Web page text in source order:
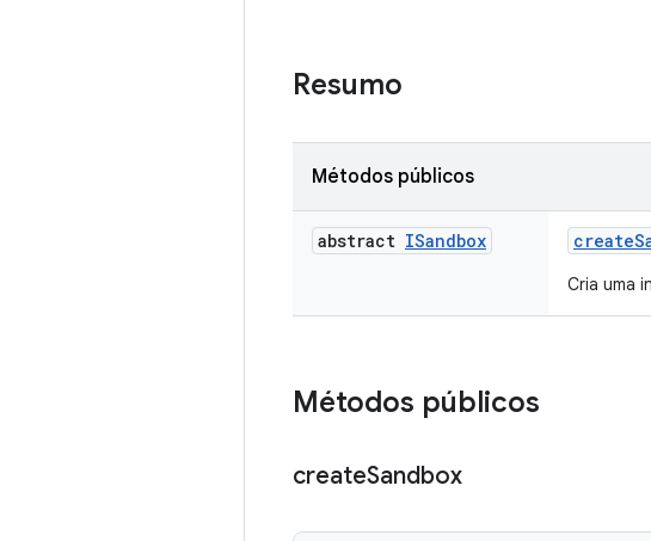
Resumo
Métodos públicos
abstract ISandbox create
Cria uma
Métodos públicos
createSandbox